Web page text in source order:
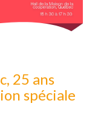
25 ans
spéciale